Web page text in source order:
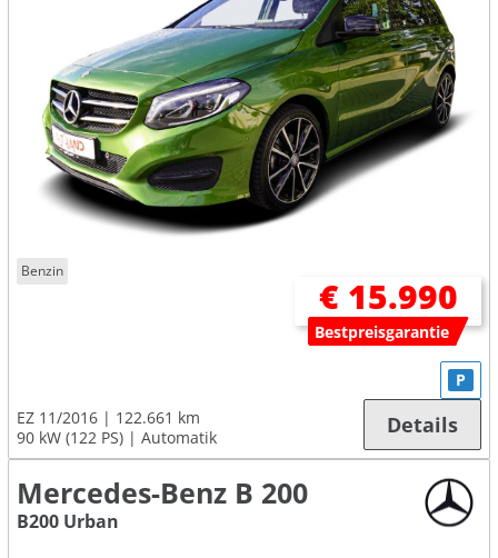
Benzin
€ 15.990
Bestpreisgarantie
EZ 11/2016
122.661 km
90 kW (122 PS)
Automatik
P
Details
Mercedes-Benz B 200
B200 Urban